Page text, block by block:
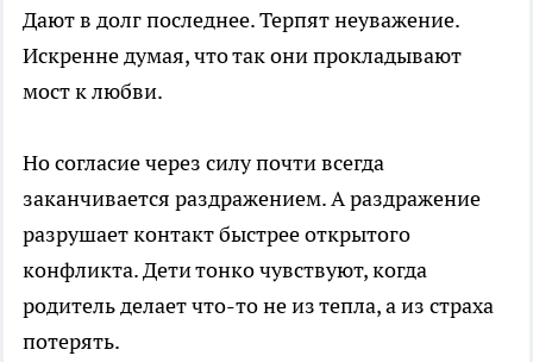
Дают в долг последнее. Терпят неуважение.
Искренне думая, что так они прокладывают
мост к любви.
Но согласие через силу почти всегда
заканчивается раздражением. А раздражение
разрушает контакт быстрее открытого
конфликта. Дети тонко чувствуют, когда
родитель делает что-то не из тепла, а из страха
потерять.